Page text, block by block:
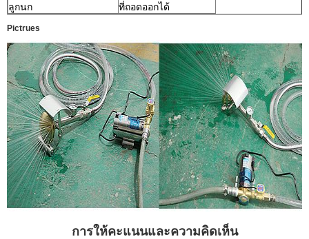
ลูกนก
ที่ถอดออกได้
Pictrues
การให้คะแนนและความคิดเห็น